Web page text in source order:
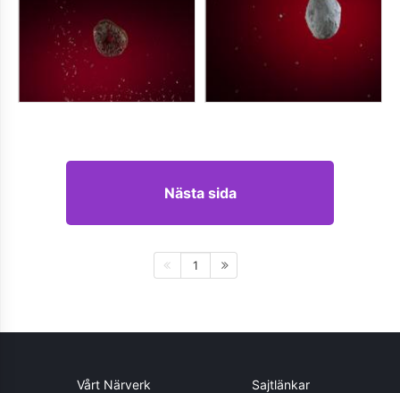
Nästa sida
1
Vårt Närverk Sajtlänkar